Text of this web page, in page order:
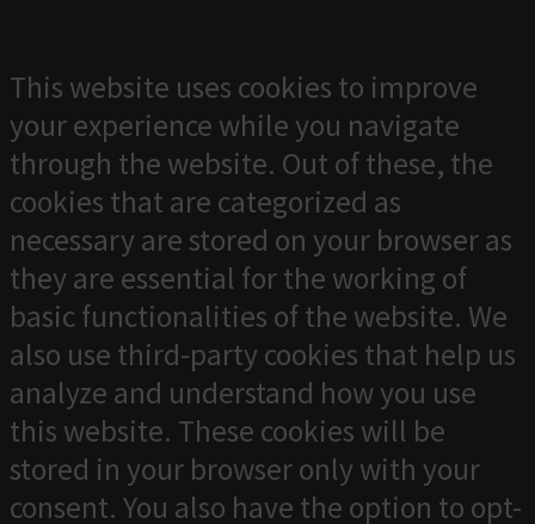
This website uses cookies to improve
your experience while you navigate
through the website. Out of these, the
cookies that are categorized as
necessary are stored on your browser as
they are essential for the working of
basic functionalities of the website. We
also use third-party cookies that help us
analyze and understand how you use
this website. These cookies will be
stored in your browser only with your
consent. You also have the option to opt-